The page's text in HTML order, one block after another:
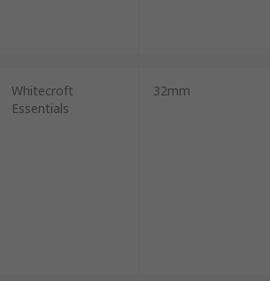
Whitecroft
Essentials
32mm